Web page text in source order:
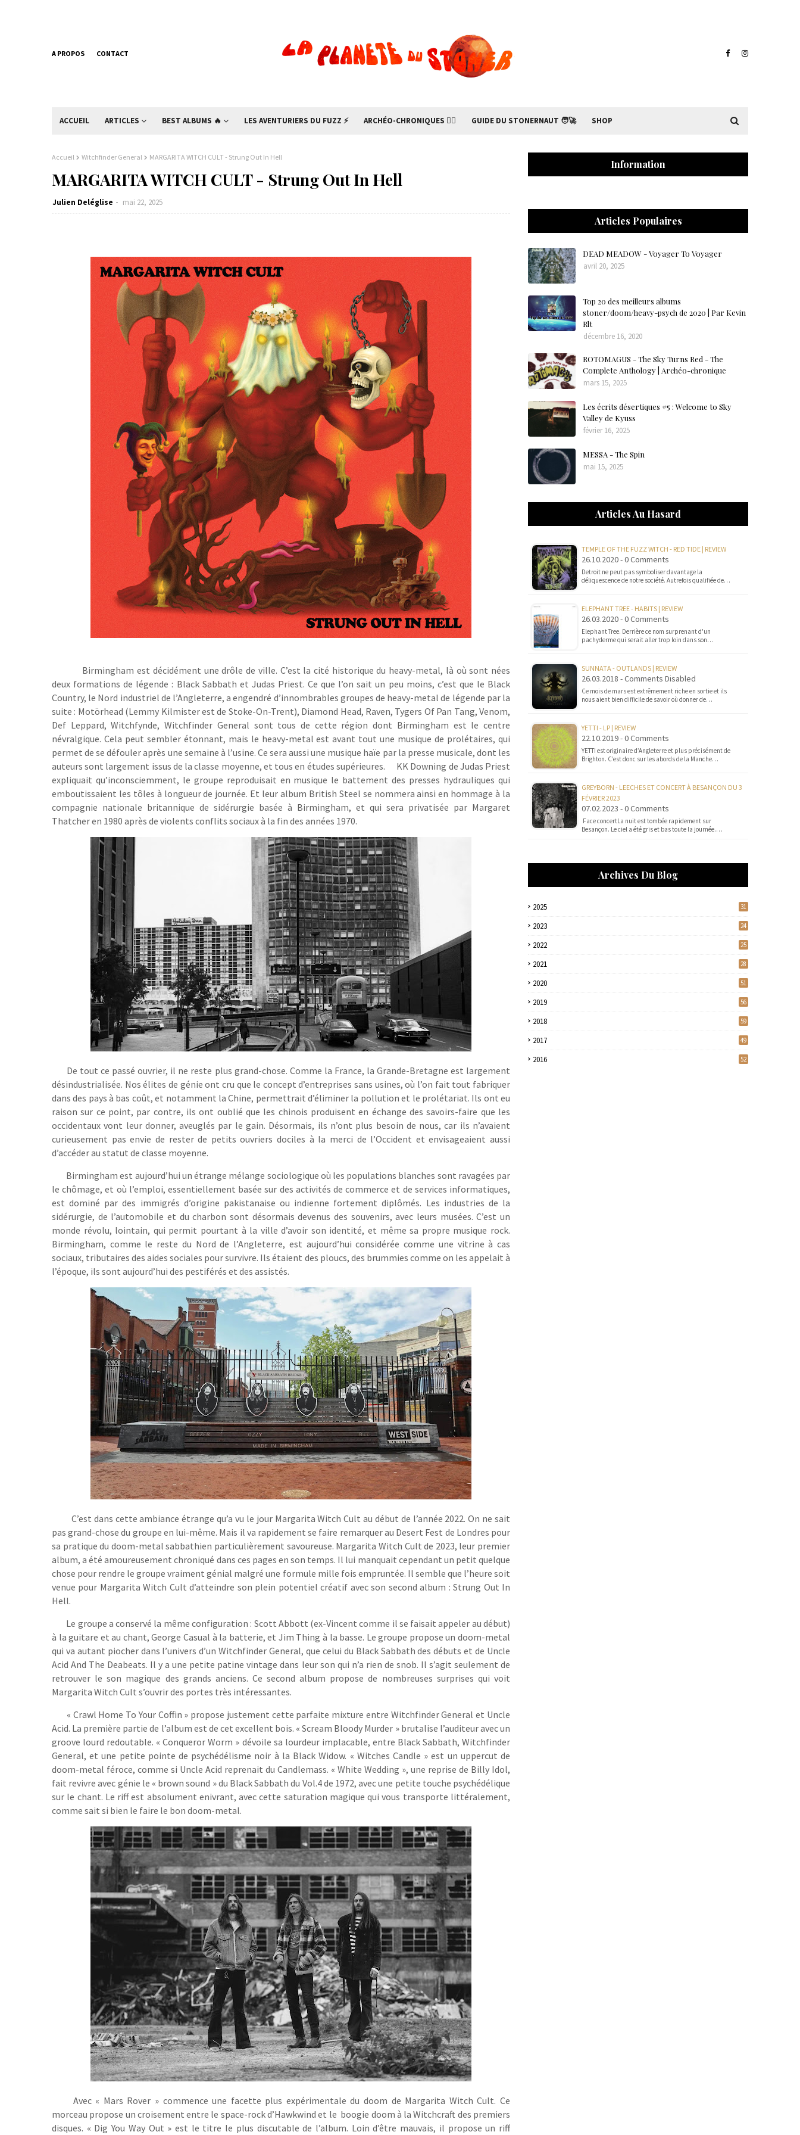
A PROPOS CONTACT
ACCUEIL ARTICLES BEST ALBUMS 🔥 LES AVENTURIERS DU FUZZ ⚡ ARCHÉO-CHRONIQUES 🧙‍♂ GUIDE DU STONERNAUT 🧑‍🚀 SHOP
Accueil Witchfinder General MARGARITA WITCH CULT - Strung Out In Hell
MARGARITA WITCH CULT - Strung Out In Hell
Julien Deléglise mai 22, 2025
Birmingham est décidément une drôle de ville. C’est la cité historique du heavy-metal, là où sont nées
deux formations de légende : Black Sabbath et Judas Priest. Ce que l’on sait un peu moins, c’est que le Black
Country, le Nord industriel de l’Angleterre, a engendré d’innombrables groupes de heavy-metal de légende par la
suite : Motörhead (Lemmy Kilmister est de Stoke-On-Trent), Diamond Head, Raven, Tygers Of Pan Tang, Venom,
Def Leppard, Witchfynde, Witchfinder General sont tous de cette région dont Birmingham est le centre
névralgique. Cela peut sembler étonnant, mais le heavy-metal est avant tout une musique de prolétaires, qui
permet de se défouler après une semaine à l’usine. Ce sera aussi une musique haïe par la presse musicale, dont les
auteurs sont largement issus de la classe moyenne, et tous en études supérieures.
KK Downing de Judas Priest
expliquait qu’inconsciemment, le groupe reproduisait en musique le battement des presses hydrauliques qui
emboutissaient les tôles à longueur de journée. Et leur album British Steel se nommera ainsi en hommage à la
compagnie nationale britannique de sidérurgie basée à Birmingham, et qui sera privatisée par Margaret
Thatcher en 1980 après de violents conflits sociaux à la fin des années 1970.
De tout ce passé ouvrier, il ne reste plus grand-chose. Comme la France, la Grande-Bretagne est largement
désindustrialisée. Nos élites de génie ont cru que le concept d’entreprises sans usines, où l’on fait tout fabriquer
dans des pays à bas coût, et notamment la Chine, permettrait d’éliminer la pollution et le prolétariat. Ils ont eu
raison sur ce point, par contre, ils ont oublié que les chinois produisent en échange des savoirs-faire que les
occidentaux vont leur donner, aveuglés par le gain. Désormais, ils n’ont plus besoin de nous, car ils n’avaient
curieusement pas envie de rester de petits ouvriers dociles à la merci de l’Occident et envisageaient aussi
d’accéder au statut de classe moyenne.
Birmingham est aujourd’hui un étrange mélange sociologique où les populations blanches sont ravagées par
le chômage, et où l’emploi, essentiellement basée sur des activités de commerce et de services informatiques,
est dominé par des immigrés d’origine pakistanaise ou indienne fortement diplômés. Les industries de la
sidérurgie, de l’automobile et du charbon sont désormais devenus des souvenirs, avec leurs musées. C’est un
monde révolu, lointain, qui permit pourtant à la ville d’avoir son identité, et même sa propre musique rock.
Birmingham, comme le reste du Nord de l’Angleterre, est aujourd’hui considérée comme une vitrine à cas
sociaux, tributaires des aides sociales pour survivre. Ils étaient des ploucs, des brummies comme on les appelait à
l’époque, ils sont aujourd’hui des pestiférés et des assistés.
C’est dans cette ambiance étrange qu’a vu le jour Margarita Witch Cult au début de l’année 2022. On ne sait
pas grand-chose du groupe en lui-même. Mais il va rapidement se faire remarquer au Desert Fest de Londres pour
sa pratique du doom-metal sabbathien particulièrement savoureuse. Margarita Witch Cult de 2023, leur premier
album, a été amoureusement chroniqué dans ces pages en son temps. Il lui manquait cependant un petit quelque
chose pour rendre le groupe vraiment génial malgré une formule mille fois empruntée. Il semble que l’heure soit
venue pour Margarita Witch Cult d’atteindre son plein potentiel créatif avec son second album : Strung Out In
Hell.
Le groupe a conservé la même configuration : Scott Abbott (ex-Vincent comme il se faisait appeler au début)
à la guitare et au chant, George Casual à la batterie, et Jim Thing à la basse. Le groupe propose un doom-metal
qui va autant piocher dans l’univers d’un Witchfinder General, que celui du Black Sabbath des débuts et de Uncle
Acid And The Deabeats. Il y a une petite patine vintage dans leur son qui n’a rien de snob. Il s’agit seulement de
retrouver le son magique des grands anciens. Ce second album propose de nombreuses surprises qui voit
Margarita Witch Cult s’ouvrir des portes très intéressantes.
« Crawl Home To Your Coffin » propose justement cette parfaite mixture entre Witchfinder General et Uncle
Acid. La première partie de l’album est de cet excellent bois. « Scream Bloody Murder » brutalise l’auditeur avec un
groove lourd redoutable. « Conqueror Worm » dévoile sa lourdeur implacable, entre Black Sabbath, Witchfinder
General, et une petite pointe de psychédélisme noir à la Black Widow. « Witches Candle » est un uppercut de
doom-metal féroce, comme si Uncle Acid reprenait du Candlemass. « White Wedding », une reprise de Billy Idol,
fait revivre avec génie le « brown sound » du Black Sabbath du Vol.4 de 1972, avec une petite touche psychédélique
sur le chant. Le riff est absolument enivrant, avec cette saturation magique qui vous transporte littéralement,
comme sait si bien le faire le bon doom-metal.
Avec « Mars Rover » commence une facette plus expérimentale du doom de Margarita Witch Cult. Ce
morceau propose un croisement entre le space-rock d’Hawkwind et le boogie doom à la Witchcraft des premiers
disques. « Dig You Way Out » est le titre le plus discutable de l’album. Loin d’être mauvais, il propose un riff
Information
Articles Populaires
DEAD MEADOW - Voyager To Voyager
avril 20, 2025
Top 20 des meilleurs albums
stoner/doom/heavy-psych de 2020 | Par Kevin
Rlt
décembre 16, 2020
ROTOMAGUS - The Sky Turns Red - The
Complete Anthology | Archéo-chronique
mars 15, 2025
Les écrits désertiques #5 : Welcome to Sky
Valley de Kyuss
février 16, 2025
MESSA - The Spin
mai 15, 2025
Articles Au Hasard
TEMPLE OF THE FUZZ WITCH - RED TIDE | REVIEW
26.10.2020 - 0 Comments
Detroit ne peut pas symboliser davantage la
déliquescence de notre société. Autrefois qualifiée de…
ELEPHANT TREE - HABITS | REVIEW
26.03.2020 - 0 Comments
Elephant Tree. Derrière ce nom surprenant d'un
pachyderme qui serait aller trop loin dans son…
SUNNATA - OUTLANDS | REVIEW
26.03.2018 - Comments Disabled
Ce mois de mars est extrêmement riche en sortie et ils
nous aient bien difficile de savoir où donner de…
YETTI - LP | REVIEW
22.10.2019 - 0 Comments
YETTI est originaire d’Angleterre et plus précisément de
Brighton. C’est donc sur les abords de la Manche…
GREYBORN - LEECHES ET CONCERT À BESANÇON DU 3
FÉVRIER 2023
07.02.2023 - 0 Comments
Face concertLa nuit est tombée rapidement sur
Besançon. Le ciel a été gris et bas toute la journée.…
Archives Du Blog
2025 31
2023 24
2022 25
2021 28
2020 51
2019 56
2018 59
2017 49
2016 52